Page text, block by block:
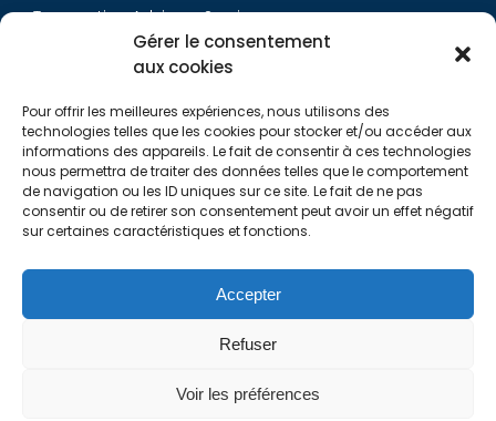
Gérer le consentement
aux cookies
Pour offrir les meilleures expériences, nous utilisons des
technologies telles que les cookies pour stocker et/ou accéder aux
informations des appareils. Le fait de consentir à ces technologies
nous permettra de traiter des données telles que le comportement
de navigation ou les ID uniques sur ce site. Le fait de ne pas
consentir ou de retirer son consentement peut avoir un effet négatif
sur certaines caractéristiques et fonctions.
Accepter
Refuser
Voir les préférences
Transaction Advisory Services
Équipe
Carrières
Contact
Liens utiles
Politique de Cookies (EU)